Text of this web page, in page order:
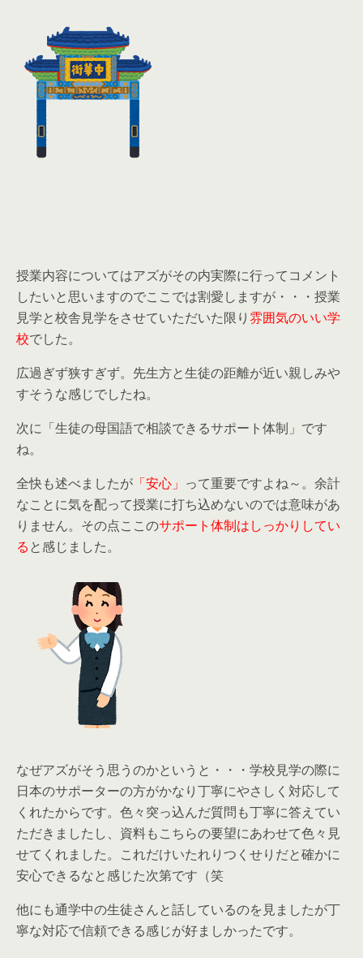
授業内容についてはアズがその内実際に行ってコメント
したいと思いますのでここでは割愛しますが・・・授業
見学と校舎見学をさせていただいた限り雰囲気のいい学
校でした。
広過ぎず狭すぎず。先生方と生徒の距離が近い親しみや
すそうな感じでしたね。
次に「生徒の母国語で相談できるサポート体制」です
ね。
全快も述べましたが 「安心」 って重要ですよね～。余計
なことに気を配って授業に打ち込めないのでは意味があ
りません。その点ここのサポート体制はしっかりしてい
ると感じました。
なぜアズがそう思うのかというと・・・学校見学の際に
日本のサポーターの方がかなり丁寧にやさしく対応して
くれたからです。色々突っ込んだ質問も丁寧に答えてい
ただきましたし、資料もこちらの要望にあわせて色々見
せてくれました。これだけいたれりつくせりだと確かに
安心できるなと感じた次第です（笑
他にも通学中の生徒さんと話しているのを見ましたが丁
寧な対応で信頼できる感じが好ましかったです。